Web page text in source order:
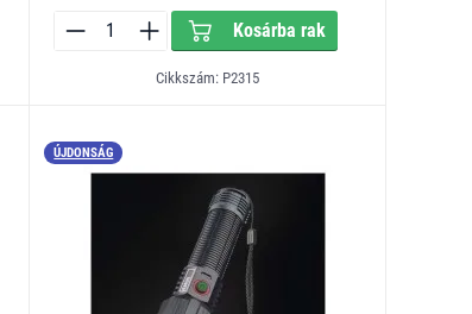
Kosárba rak
Cikkszám: P2315
ÚJDONSÁG